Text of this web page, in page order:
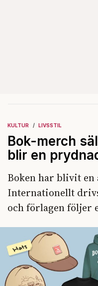
KULTUR LIVSSTIL
Bok-merch
blir en
Boken har blivit en
Internationellt
och förlagen följer